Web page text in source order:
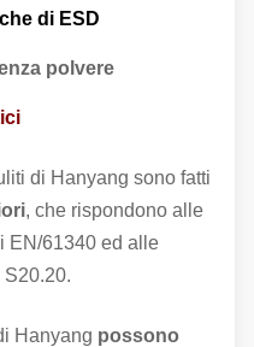
di ESD
polvere
di Hanyang sono fatti
, che rispondono alle
EN/61340 ed alle
Hanyang possono